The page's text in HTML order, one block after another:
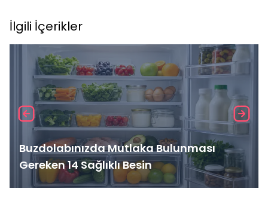
İlgili İçerikler
Buzdolabınızda Mutlaka Bulunması
Gereken 14 Sağlıklı Besin